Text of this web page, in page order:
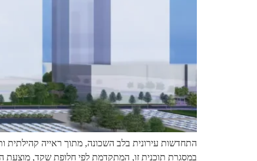
במסגרת תוכנית זו, המתקדמת לפי חלופת שקד, מוצעת הריסה מלאה